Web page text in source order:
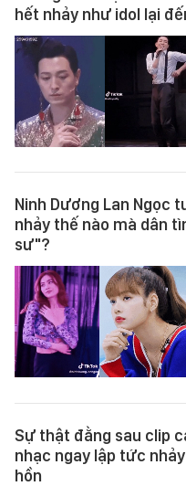
hết nhảy như idol lại
Ninh Dương Lan Ngọc
nhảy thế nào mà dân
sư"?
Sự thật đằng sau clip
nhạc ngay lập tức
hồn